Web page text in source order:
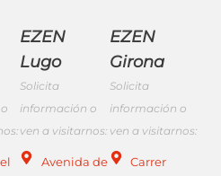
EZEN
Lugo
Solicita
información o
ven a visitarnos:
Avenida de
EZEN
Girona
Solicita
información o
ven a visitarnos:
Carrer